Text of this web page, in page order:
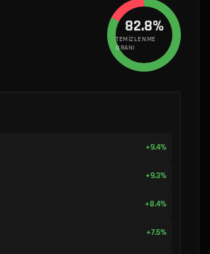
82.8%
TEMIZLENME
ORANI
+9.4%
+9.3%
+8.4%
+7.5%